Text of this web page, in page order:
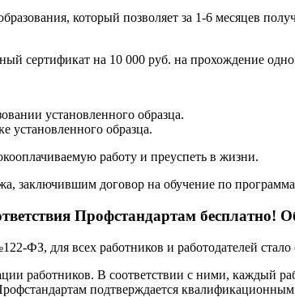
который позволяет за 1-6 месяцев
сертификат на 10 000 руб. на прохождение
установленного образца.
установленного образца.
работу и преуспеть в жизни.
заключившим договор на обучение по
Профстандартам бесплатно!
ФЗ, для всех работников и работодателей
работников. В соответствии с ними, каждый
подтверждается